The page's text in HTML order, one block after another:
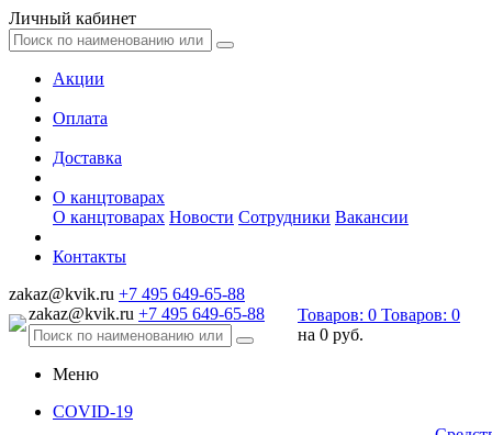
Личный кабинет
Акции
Оплата
Доставка
О канцтоварах
О канцтоварах Новости Сотрудники Вакансии
Контакты
zakaz@kvik.ru +7 495 649-65-88
zakaz@kvik.ru +7 495 649-65-88 Товаров: 0 Товаров: 0
на 0 руб.
Меню
COVID-19